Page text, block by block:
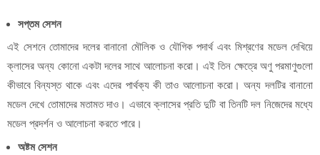
সপ্তম সেশন
এই সেশনে তোমাদের দলের বানানো মৌলিক ও যৌগিক পদার্থ এবং মিশ্রণের মডেল দেখিয়ে
ক্লাসের অন্য কোনো একটা দলের সাথে আলোচনা করো। এই তিন ক্ষেত্রে অণু পরমাণুগুলো
কীভাবে বিন্যস্ত থাকে এবং এদের পার্থক্য কী তাও আলোচনা করো। অন্য দলটির বানানো
মডেল দেখে তোমাদের মতামত দাও। এভাবে ক্লাসের প্রতি দুটি বা তিনটি দল নিজেদের মধ্যে
মডেল প্রদর্শন ও আলোচনা করতে পারে।
অষ্টম সেশন